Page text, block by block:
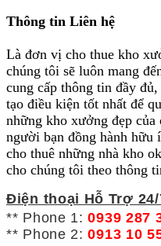
Thông tin Liên hệ
Là đơn vị cho thue kho
chúng tôi sẽ luôn mang
cung cấp thông tin đầy
tạo điều kiện tốt nhất để
những kho xưởng đẹp
người bạn đồng hành
cho thuê những nhà kho
cho chúng tôi theo thông
Điện thoại Hỗ Trợ 24/
** Phone 1: 0939 287
** Phone 2: 0913 10